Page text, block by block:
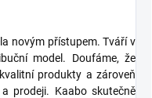
novým přístupem. Tváří v
model.
Doufáme, že
produkty a zároveň
prodeji. Kaabo skutečně